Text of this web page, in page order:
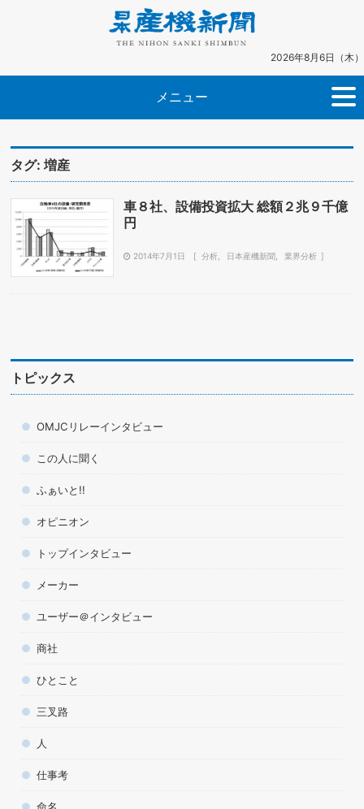
2026年8月6日（木）
メニュー
タグ:増産
車８社、設備投資拡大 総額２兆９千億
円
2014年7月1日 分析 日本産機新聞 業界分析
トピックス
OMJCリレーインタビュー
この人に聞く
ふぁいと!!
オピニオン
トップインタビュー
メーカー
ユーザー＠インタビュー
商社
ひとこと
三叉路
人
仕事考